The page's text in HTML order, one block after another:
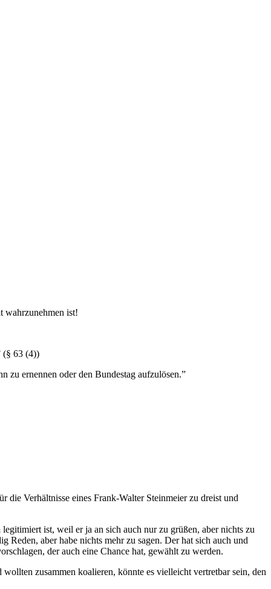
wahrzunehmen ist!
(§ 63 (4))
zu ernennen oder den Bundestag aufzulösen.”
die Verhältnisse eines Frank-Walter Steinmeier zu dreist und
ist, weil er ja an sich auch nur zu grüßen, aber nichts zu
Reden, aber habe nichts mehr zu sagen. Der hat sich auch und
der auch eine Chance hat, gewählt zu werden.
zusammen koalieren, könnte es vielleicht vertretbar sein, den